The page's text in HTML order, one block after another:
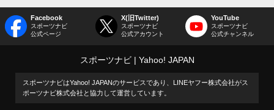
Facebook
スポーツナビ
公式ページ
X(旧Twitter)
スポーツナビ
公式アカウント
YouTube
スポーツナビ
公式チャンネル
スポーツナビ Yahoo! JAPAN
スポーツナビはYahoo! JAPANのサービスであり、LINEヤフー株式会社がス
ポーツナビ株式会社と協力して運営しています。